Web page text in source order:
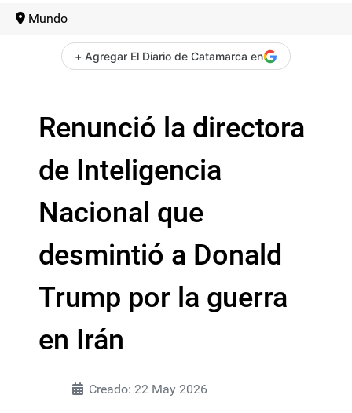
Mundo
+ Agregar El Diario de Catamarca en
Renunció la directora
de Inteligencia
Nacional que
desmintió a Donald
Trump por la guerra
en Irán
Creado: 22 May 2026